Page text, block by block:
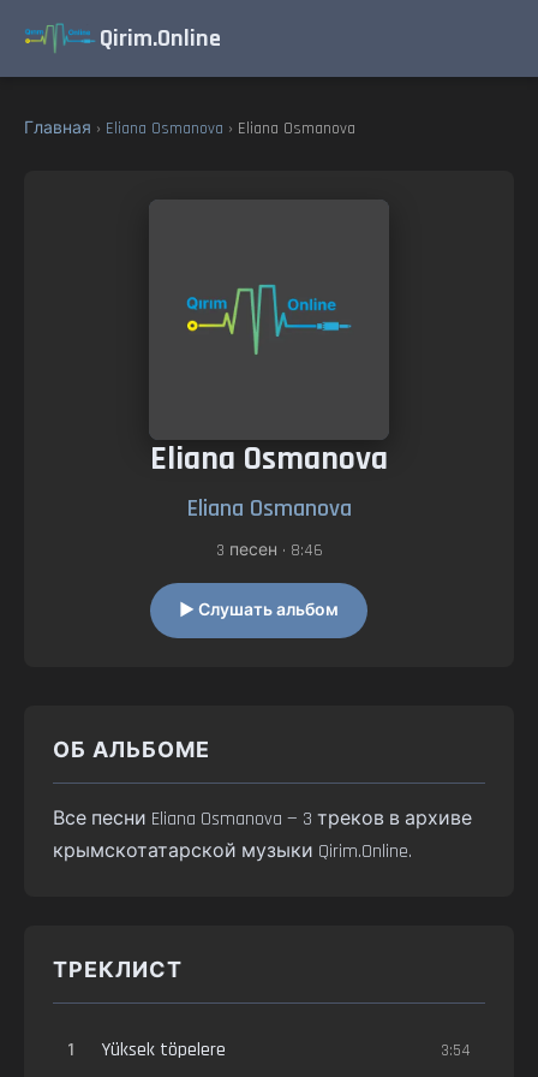
Qirim.Online
Главная › Eliana Osmanova › Eliana Osmanova
Eliana Osmanova
Eliana Osmanova
3 песен • 8:46
▶ Слушать альбом
ОБ АЛЬБОМЕ
Все песни Eliana Osmanova — 3 треков в архиве
крымскотатарской музыки Qirim.Online.
ТРЕКЛИСТ
1 Yüksek töpelere 3:54